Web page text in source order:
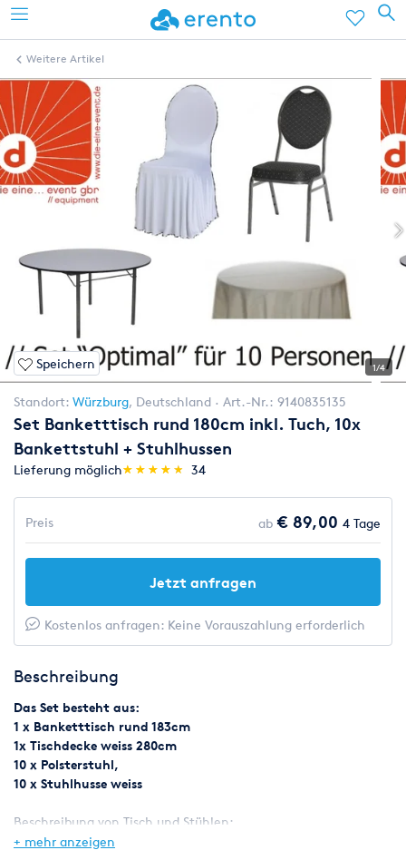
Weitere Artikel
Speichern 1/4
Standort: Würzburg, Deutschland Art.-Nr.: 9140835135
Set Banketttisch rund 180cm inkl. Tuch, 10x
Bankettstuhl + Stuhlhussen
Lieferung möglich(*)
★
★
(*)★
★
(*) ★
★
(*) ★
★
(*) ★
★ 34
Preis ab € 89,00 4 Tage
Jetzt anfragen
Kostenlos anfragen: Keine Vorauszahlung erforderlich
Beschreibung
Das Set besteht aus:
1 x Banketttisch rund 183cm
1x Tischdecke weiss 280cm
10 x Polsterstuhl,
10 x Stuhlhusse weiss
Beschreibung von Tisch und Stühlen:
+ mehr anzeigen